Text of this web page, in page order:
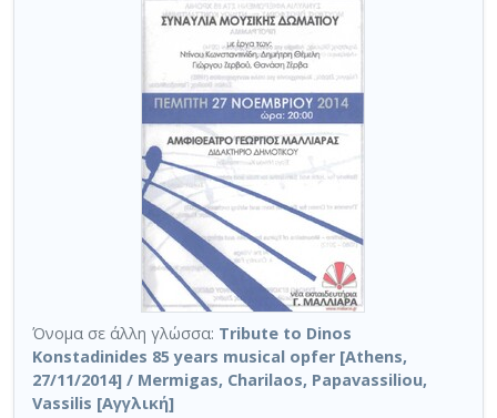
Όνομα σε άλλη γλώσσα: Tribute to Dinos
Konstadinides 85 years musical opfer [Athens,
27/11/2014] / Mermigas, Charilaos, Papavassiliou,
Vassilis [Αγγλική]